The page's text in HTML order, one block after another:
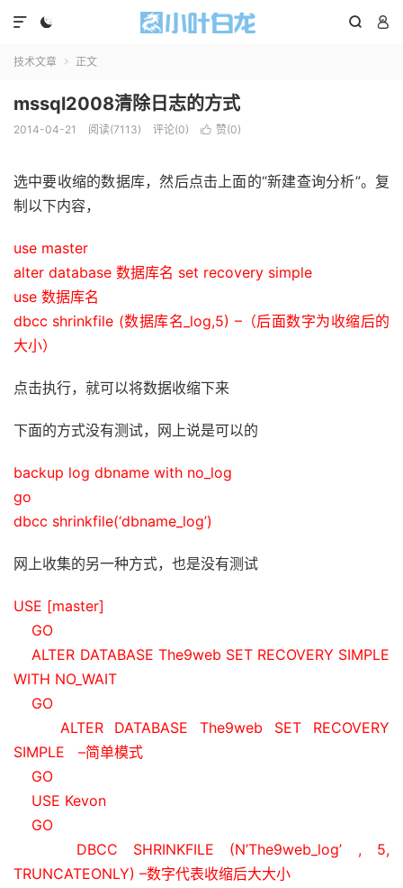
  

技术文章  正文
mssql2008清除日志的方式
2014-04-21 阅读(7113) 评论(0)  赞(0)
选中要收缩的数据库，然后点击上面的“新建查询分析”。复
制以下内容，
use master
alter database 数据库名 set recovery simple
use 数据库名
dbcc shrinkfile (数据库名_log,5) –（后面数字为收缩后的
大小）
点击执行，就可以将数据收缩下来
下面的方式没有测试，网上说是可以的
backup log dbname with no_log
go
dbcc shrinkfile(‘dbname_log’)
网上收集的另一种方式，也是没有测试
USE [master]
GO
ALTER DATABASE The9web SET RECOVERY SIMPLE
WITH NO_WAIT
GO
ALTER DATABASE The9web SET RECOVERY
SIMPLE –简单模式
GO
USE Kevon
GO
DBCC SHRINKFILE (N’The9web_log’ , 5,
TRUNCATEONLY) –数字代表收缩后大大小